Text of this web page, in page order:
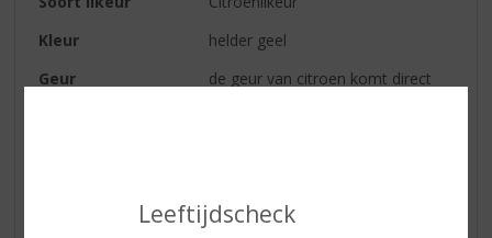
Leeftijdscheck
Kleur
helder geel
Geur
de geur van citroen komt direct
zachte en prettige afdronk